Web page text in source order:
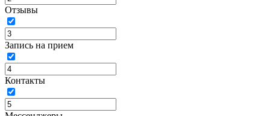
Отзывы
Запись на прием
Контакты